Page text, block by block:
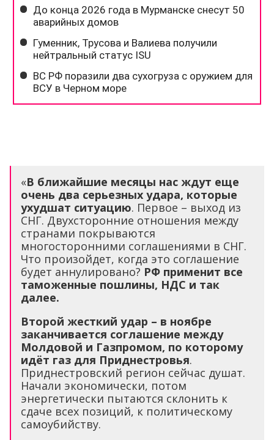
«В ближайшие месяцы нас ждут еще
очень два серьезных удара, которые
ухудшат ситуацию. Первое – выход из
СНГ. Двухсторонние отношения между
странами покрываются
многосторонними соглашениями в СНГ.
Что произойдет, когда это соглашение
будет аннулировано? РФ применит все
таможенные пошлины, НДС и так
далее.
Второй жесткий удар – в ноябре
заканчивается соглашение между
Молдовой и Газпромом, по которому
идёт газ для Приднестровья.
Приднестровский регион сейчас душат.
Начали экономически, потом
энергетически пытаются склонить к
сдаче всех позиций, к политическому
самоубийству.